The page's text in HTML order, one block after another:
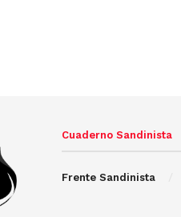
Cuaderno Sandinista
Frente Sandinista